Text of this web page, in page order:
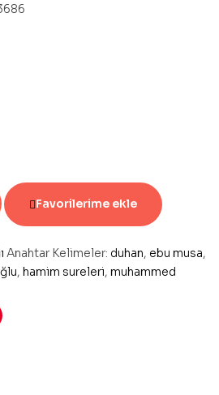
Favorilerime ekle
Anahtar Kelimeler: duhan, ebu musa,
, hamim sureleri, muhammed